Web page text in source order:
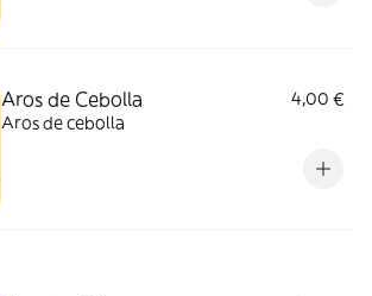
Aros de Cebolla
4,00 €
Aros de cebolla